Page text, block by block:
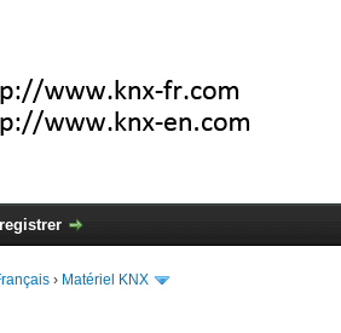
› Matériel KNX